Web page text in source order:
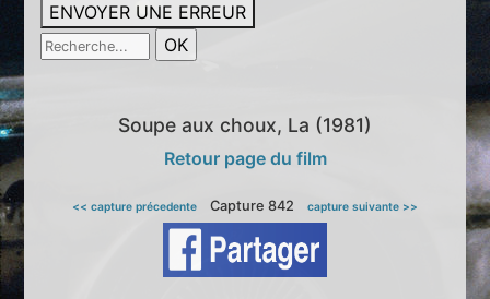
ENVOYER UNE ERREUR
Soupe aux choux, La (1981)
Retour page du film
<< capture précedente Capture 842 capture suivante >>